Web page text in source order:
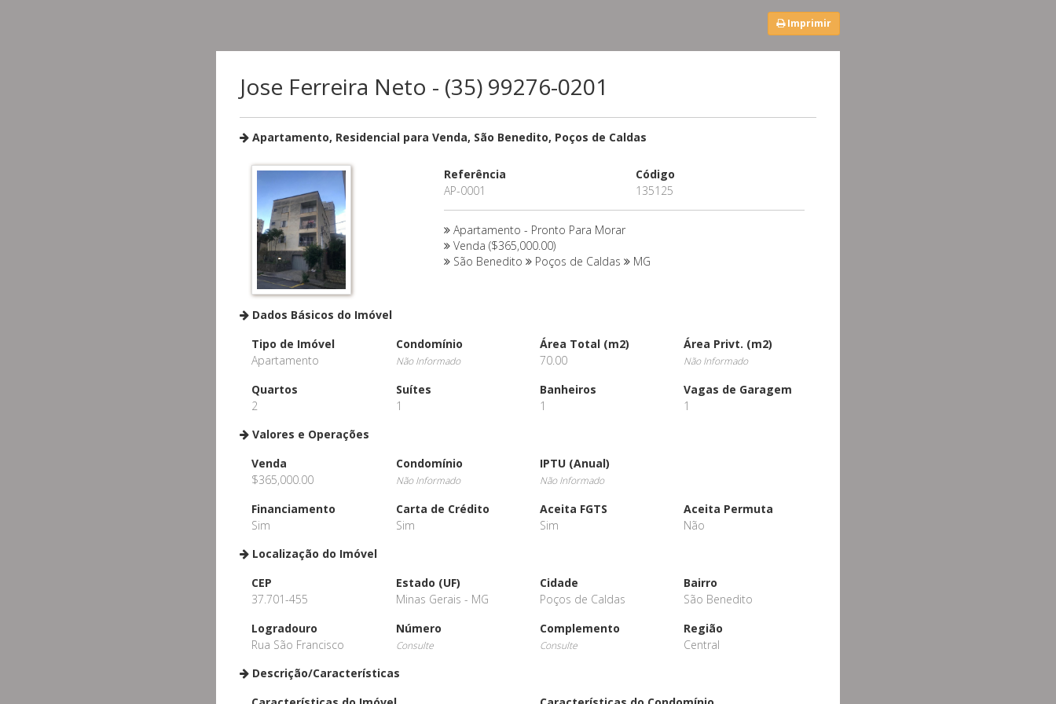
Imprimir
Jose Ferreira Neto - (35) 99276-0201
Apartamento, Residencial para Venda, São Benedito, Poços de Caldas
Referência
AP-0001
Código
135125
Apartamento - Pronto Para Morar
Venda ($365,000.00)
São Benedito
Poços de Caldas MG
Dados Básicos do Imóvel
Tipo de Imóvel
Apartamento
Condomínio
Não Informado
Área Total (m2)
70.00
Área Privt. (m2)
Não Informado
Quartos
2
Suítes
1
Banheiros
1
Vagas de Garagem
1
Valores e Operações
Venda
$365,000.00
Condomínio
Não Informado
IPTU (Anual)
Não Informado
Financiamento
Sim
Carta de Crédito
Sim
Aceita FGTS
Sim
Aceita Permuta
Não
Localização do Imóvel
CEP
37.701-455
Estado (UF)
Minas Gerais - MG
Cidade
Poços de Caldas
Bairro
São Benedito
Logradouro
Rua São Francisco
Número
Consulte
Complemento
Consulte
Região
Central
Descrição/Características